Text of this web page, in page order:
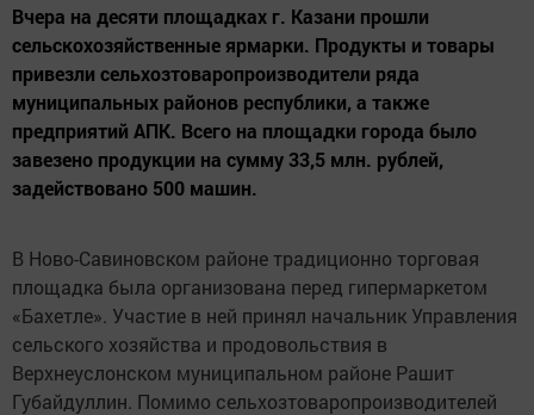
Вчера на десяти площадках г. Казани прошли
сельскохозяйственные ярмарки. Продукты и товары
привезли сельхозтоваропроизводители ряда
муниципальных районов республики, а также
предприятий АПК. Всего на площадки города было
завезено продукции на сумму 33,5 млн. рублей,
задействовано 500 машин.
В Ново-Савиновском районе традиционно торговая
площадка была организована перед гипермаркетом
«Бахетле». Участие в ней принял начальник Управления
сельского хозяйства и продовольствия в
Верхнеуслонском муниципальном районе Рашит
Губайдуллин. Помимо сельхозтоваропроизводителей